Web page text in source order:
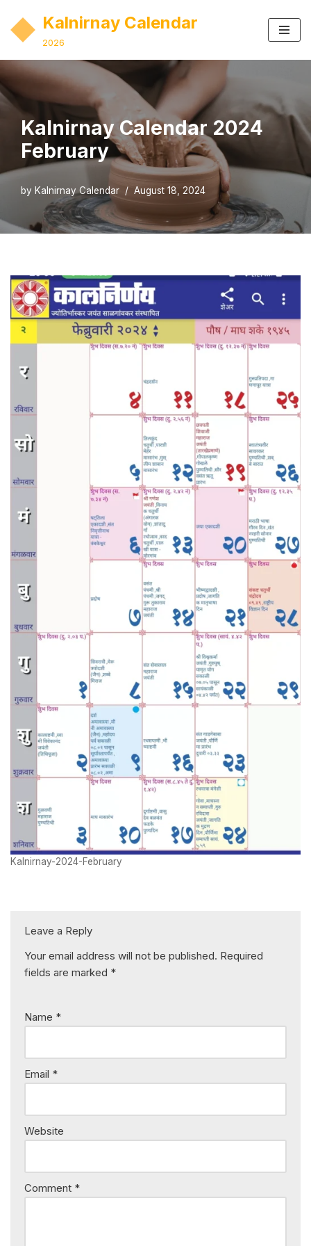
Skip
content
Kalnirnay Calendar
2026
Kalnirnay Calendar 2024
February
by Kalnirnay Calendar August 18, 2024
Kalnirnay-2024-February
Leave a Reply
Your email address will not be published. Required
fields are marked *
Name *
Email *
Website
Comment *